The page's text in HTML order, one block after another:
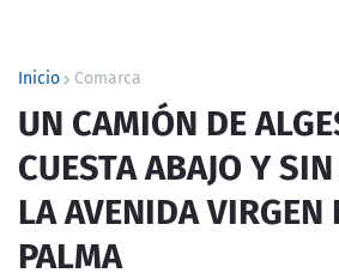
Inicio Comarca
UN CAMIÓN DE
CUESTA ABAJO Y
LA AVENIDA VIRGEN
PALMA